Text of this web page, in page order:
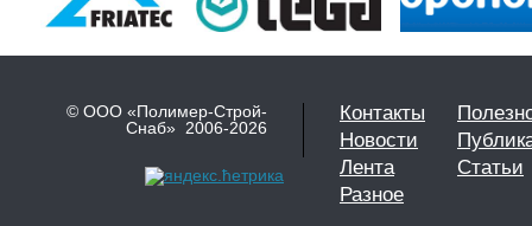
© ООО «Полимер-Строй-
Снаб» 2006-2026
Контакты
Новости
Лента
Статьи
Разное